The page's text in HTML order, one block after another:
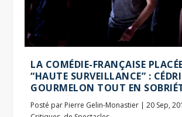
LA COMÉDIE-FRANÇAISE
“HAUTE SURVEILLANCE” :
GOURMELON TOUT EN
Posté par Pierre Gelin-Monastier |20 Sep,